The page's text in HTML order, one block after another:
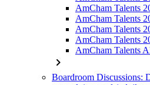
AmCham Talents
AmCham Talents
AmCham Talents
AmCham Talents
AmCham Talents
chevron_right
Boardroom Discussions: